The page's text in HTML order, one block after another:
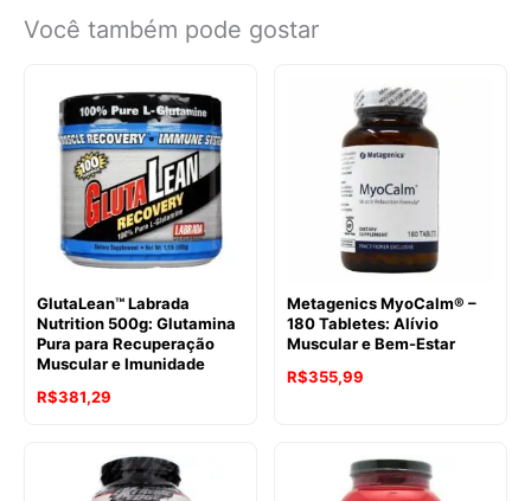
Você também pode gostar
GlutaLean™ Labrada
Nutrition 500g: Glutamina
Pura para Recuperação
Muscular e Imunidade
R$381,29
Metagenics MyoCalm® –
180 Tabletes: Alívio
Muscular e Bem-Estar
R$355,99